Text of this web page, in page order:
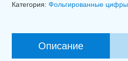
Категория: Фольгированные цифры
Описание